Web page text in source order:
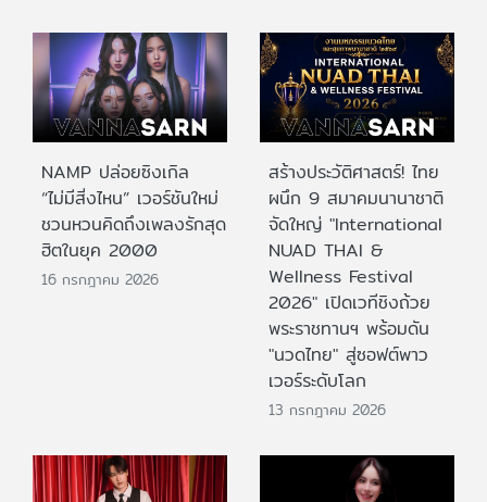
NAMP ปล่อยซิงเกิล
“ไม่มีสิ่งไหน” เวอร์ชันใหม่
ชวนหวนคิดถึงเพลงรักสุด
ฮิตในยุค 2000
16 กรกฎาคม 2026
สร้างประวัติศาสตร์! ไทย
ผนึก 9 สมาคมนานาชาติ
จัดใหญ่ "International
NUAD THAI &
Wellness Festival
2026" เปิดเวทีชิงถ้วย
พระราชทานฯ พร้อมดัน
"นวดไทย" สู่ซอฟต์พาว
เวอร์ระดับโลก
13 กรกฎาคม 2026